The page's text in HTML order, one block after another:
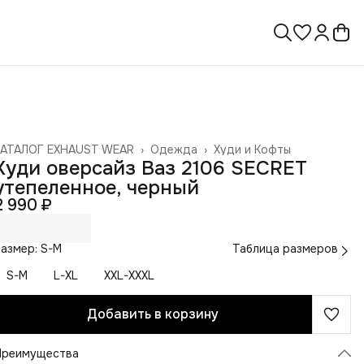
Худи и Кофты
Одежда ›
EXHAUST WEAR ›
оверсайз Ваз 2106 SECRET
черный
990 ₽
S-M
Таблица размеров
S-M
L-XL XXL-XXXL
Добавить в корзину